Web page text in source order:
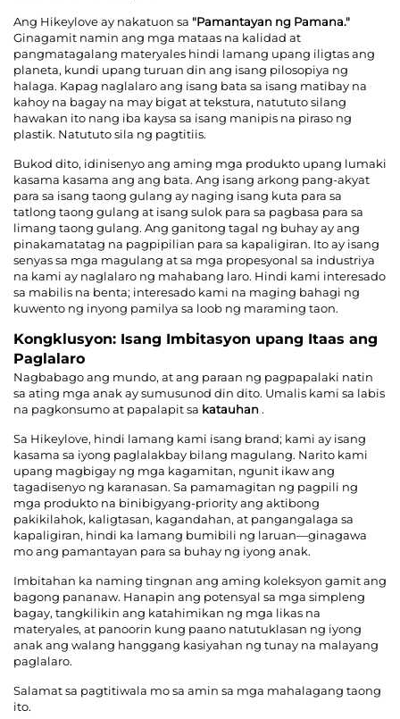
Ang Hikeylove ay nakatuon sa "Pamantayan ng Pamana."
Ginagamit namin ang mga mataas na kalidad at
pangmatagalang materyales hindi lamang upang iligtas ang
planeta, kundi upang turuan din ang isang pilosopiya ng
halaga. Kapag naglalaro ang isang bata sa isang matibay na
kahoy na bagay na may bigat at tekstura, natututo silang
hawakan ito nang iba kaysa sa isang manipis na piraso ng
plastik. Natututo sila ng pagtitiis.
Bukod dito, idinisenyo ang aming mga produkto upang lumaki
kasama kasama ang ang bata. Ang isang arkong pang-akyat
para sa isang taong gulang ay naging isang kuta para sa
tatlong taong gulang at isang sulok para sa pagbasa para sa
limang taong gulang. Ang ganitong tagal ng buhay ay ang
pinakamatatag na pagpipilian para sa kapaligiran. Ito ay isang
senyas sa mga magulang at sa mga propesyonal sa industriya
na kami ay naglalaro ng mahabang laro. Hindi kami interesado
sa mabilis na benta; interesado kami na maging bahagi ng
kuwento ng inyong pamilya sa loob ng maraming taon.
Kongklusyon: Isang Imbitasyon upang Itaas ang
Paglalaro
Nagbabago ang mundo, at ang paraan ng pagpapalaki natin
sa ating mga anak ay sumusunod din dito. Umalis kami sa labis
na pagkonsumo at papalapit sa katauhan .
Sa Hikeylove, hindi lamang kami isang brand; kami ay isang
kasama sa iyong paglalakbay bilang magulang. Narito kami
upang magbigay ng mga kagamitan, ngunit ikaw ang
tagadisenyo ng karanasan. Sa pamamagitan ng pagpili ng
mga produkto na binibigyang-priority ang aktibong
pakikilahok, kaligtasan, kagandahan, at pangangalaga sa
kapaligiran, hindi ka lamang bumibili ng laruan—ginagawa
mo ang pamantayan para sa buhay ng iyong anak.
Imbitahan ka naming tingnan ang aming koleksyon gamit ang
bagong pananaw. Hanapin ang potensyal sa mga simpleng
bagay, tangkilikin ang katahimikan ng mga likas na
materyales, at panoorin kung paano natutuklasan ng iyong
anak ang walang hanggang kasiyahan ng tunay na malayang
paglalaro.
Salamat sa pagtitiwala mo sa amin sa mga mahalagang taong
ito.